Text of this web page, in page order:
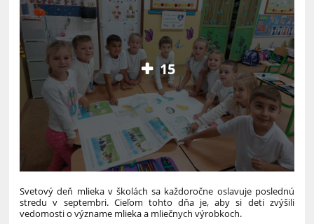
15
Svetový deň mlieka v školách sa každoročne oslavuje poslednú
stredu v septembri. Cieľom tohto dňa je, aby si deti zvýšili
vedomosti o význame mlieka a mliečnych výrobkoch.